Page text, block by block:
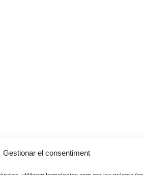
Gestionar el consentiment